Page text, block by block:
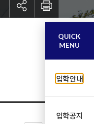
QUICK
MENU
입학안내
입학공지